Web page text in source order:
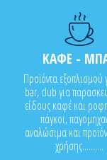
ΚΑΦΕ -
Προϊόντα εξοπλισμού
bar, club για
είδους καφέ και
πάγκοι,
αναλώσιμα και
χρήσης..........